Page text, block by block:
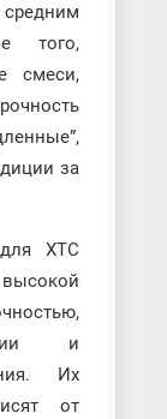
средним
того,
смеси,
за
ХТС
и
Их
от